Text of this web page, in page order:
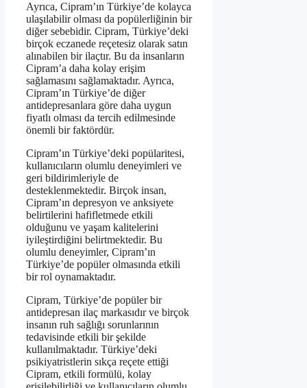
Ayrıca, Cipram’ın Türkiye’de kolayca
ulaşılabilir olması da popülerliğinin bir
diğer sebebidir. Cipram, Türkiye’deki
birçok eczanede reçetesiz olarak satın
alınabilen bir ilaçtır. Bu da insanların
Cipram’a daha kolay erişim
sağlamasını sağlamaktadır. Ayrıca,
Cipram’ın Türkiye’de diğer
antidepresanlara göre daha uygun
fiyatlı olması da tercih edilmesinde
önemli bir faktördür.
Cipram’ın Türkiye’deki popülaritesi,
kullanıcıların olumlu deneyimleri ve
geri bildirimleriyle de
desteklenmektedir. Birçok insan,
Cipram’ın depresyon ve anksiyete
belirtilerini hafifletmede etkili
olduğunu ve yaşam kalitelerini
iyileştirdiğini belirtmektedir. Bu
olumlu deneyimler, Cipram’ın
Türkiye’de popüler olmasında etkili
bir rol oynamaktadır.
Cipram, Türkiye’de popüler bir
antidepresan ilaç markasıdır ve birçok
insanın ruh sağlığı sorunlarının
tedavisinde etkili bir şekilde
kullanılmaktadır. Türkiye’deki
psikiyatristlerin sıkça reçete ettiği
Cipram, etkili formülü, kolay